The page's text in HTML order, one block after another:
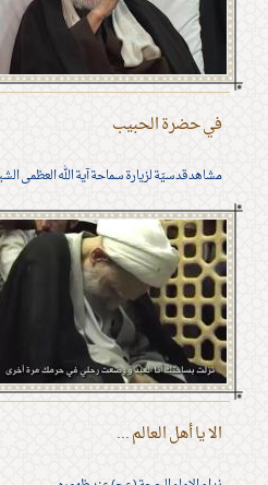
في حضرة الحبيب
مشاهد قدسيّة لزيارة سماحة آية الله العظمى
الا يا أهل العالم ...